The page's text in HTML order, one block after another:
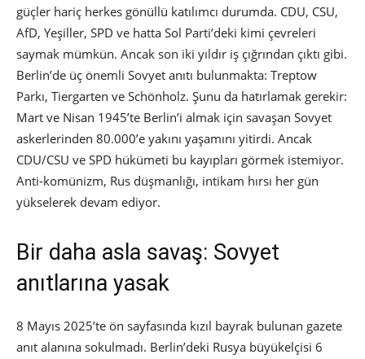
güçler hariç herkes gönüllü katılımcı durumda. CDU, CSU,
AfD, Yeşiller, SPD ve hatta Sol Parti’deki kimi çevreleri
saymak mümkün. Ancak son iki yıldır iş çığrından çıktı gibi.
Berlin’de üç önemli Sovyet anıtı bulunmakta: Treptow
Parkı, Tiergarten ve Schönholz. Şunu da hatırlamak gerekir:
Mart ve Nisan 1945’te Berlin’i almak için savaşan Sovyet
askerlerinden 80.000’e yakını yaşamını yitirdi. Ancak
CDU/CSU ve SPD hükümeti bu kayıpları görmek istemiyor.
Anti-komünizm, Rus düşmanlığı, intikam hırsı her gün
yükselerek devam ediyor.
Bir daha asla savaş: Sovyet
anıtlarına yasak
8 Mayıs 2025’te ön sayfasında kızıl bayrak bulunan gazete
anıt alanına sokulmadı. Berlin’deki Rusya büyükelçisi 6